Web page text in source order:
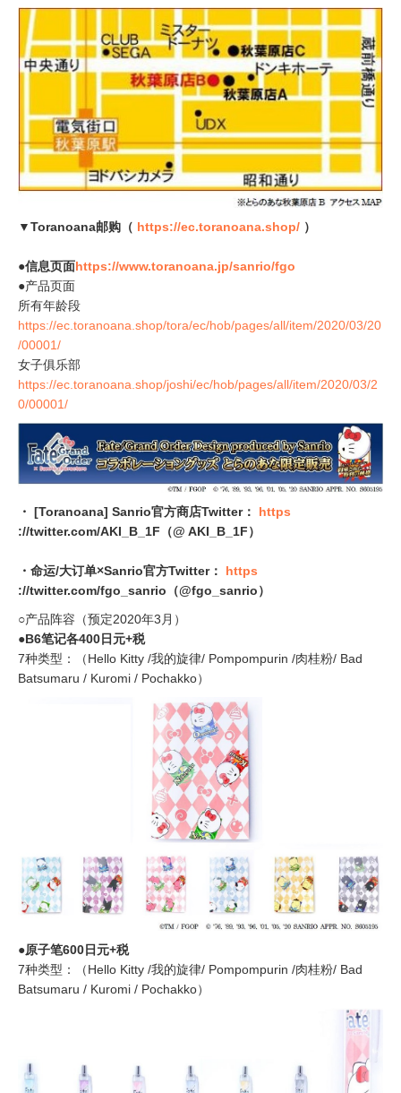
▼Toranoana邮购（ https://ec.toranoana.shop/ ）
●信息页面https://www.toranoana.jp/sanrio/fgo
●产品页面
所有年龄段
https://ec.toranoana.shop/tora/ec/hob/pages/all/item/2020/03/20
/00001/
女子俱乐部
https://ec.toranoana.shop/joshi/ec/hob/pages/all/item/2020/03/2
0/00001/
・ [Toranoana] Sanrio官方商店Twitter： https
://twitter.com/AKI_B_1F（@ AKI_B_1F）
・命运/大订单×Sanrio官方Twitter： https
://twitter.com/fgo_sanrio（@fgo_sanrio）
○产品阵容（预定2020年3月）
●B6笔记各400日元+税
7种类型：（Hello Kitty /我的旋律/ Pompompurin /肉桂粉/ Bad
Batsumaru / Kuromi / Pochakko）
●原子笔600日元+税
7种类型：（Hello Kitty /我的旋律/ Pompompurin /肉桂粉/ Bad
Batsumaru / Kuromi / Pochakko）